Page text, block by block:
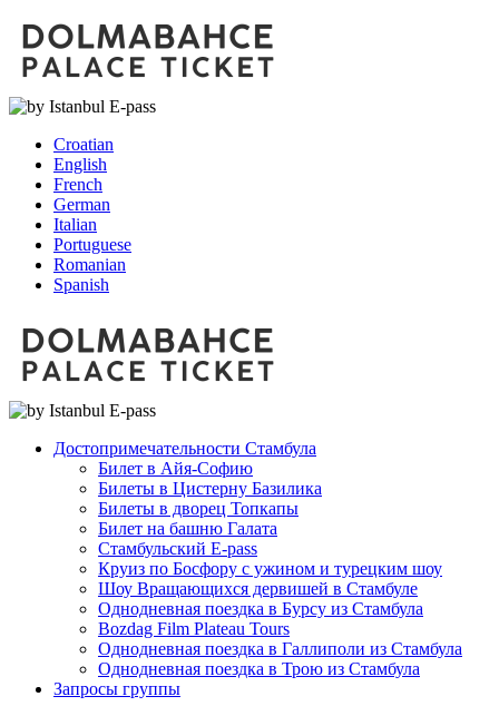
Croatian
English
French
German
Italian
Portuguese
Romanian
Spanish
Достопримечательности Стамбула
Билет в Айя-Софию
Билеты в Цистерну Базилика
Билеты в дворец Топкапы
Билет на башню Галата
Стамбульский E-pass
Круиз по Босфору с ужином и турецким шоу
Шоу Вращающихся дервишей в Стамбуле
Однодневная поездка в Бурсу из Стамбула
Bozdag Film Plateau Tours
Однодневная поездка в Галлиполи из Стамбула
Однодневная поездка в Трою из Стамбула
Запросы группы